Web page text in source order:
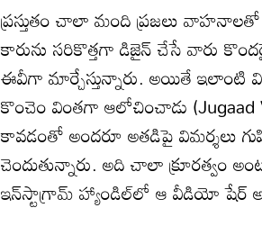
ప్రస్తుతం చాలా మంది ప్రజలు వాహనాలతో
కారును సరికొత్తగా డిజైన్‌ చేసే వారు
ఈవీగా మార్చేస్తున్నారు. అయితే ఇలాంటి
కొంచెం వింతగా ఆలోచించాడు
కావడంతో అందరూ అతడిపై విమర్శలు
చెందుతున్నారు. అది చాలా క్రూరత్వం
ఇన్‌స్టాగ్రామ్ హ్యాండిల్‌లో ఆ వీడియో షేర్